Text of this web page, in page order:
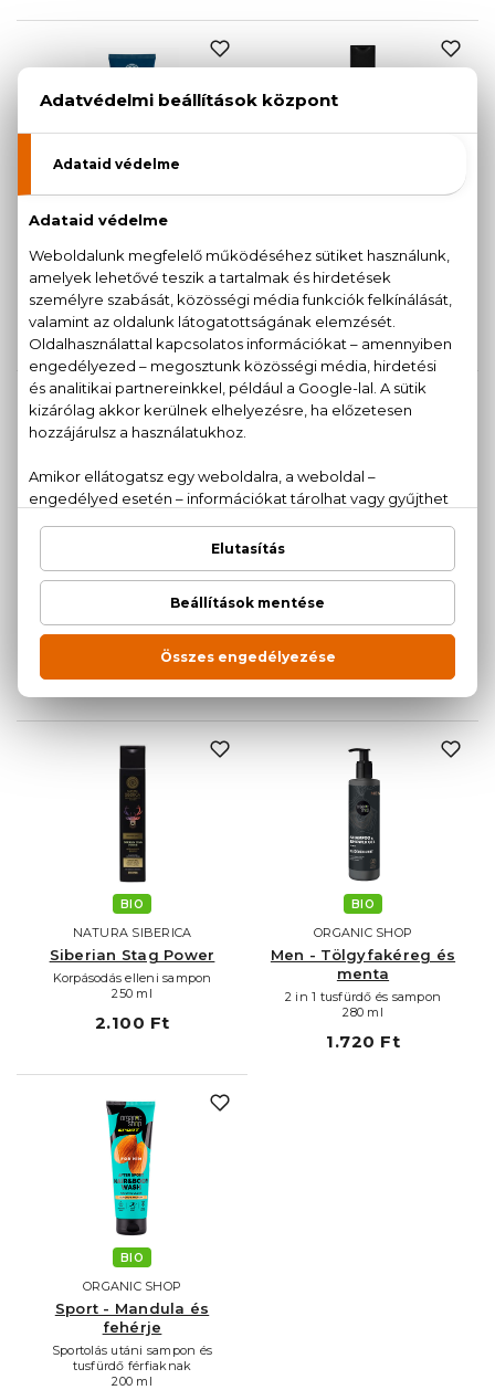
Northern Power
3 az 1-ben tusfürdő, haj- és
szakállmosó
200 ml
2.200 Ft
Polar Wolf
Erősítő sampon és kondicionáló
250 ml
2.100 Ft
NATURA SIBERICA
Savage Spirit
Hajformázó gél
NATURA SIBERICA
Severe Force
Mélytisztító sampon minden
BIO
NATURA SIBERICA
Siberian Stag Power
Korpásodás elleni sampon
250 ml
2.100 Ft
BIO
ORGANIC SHOP
Men - Tölgyfakéreg és
menta
2 in 1 tusfürdő és sampon
280 ml
1.720 Ft
BIO
ORGANIC SHOP
Sport - Mandula és
fehérje
Sportolás utáni sampon és
tusfürdő férfiaknak
200 ml